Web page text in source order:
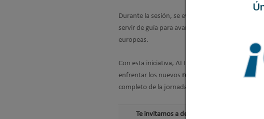
Durante la sesión, se evaluaron los
servir de guía para avanzar en el cumplimiento
europeas.
Con esta iniciativa, AFEC sigue promoviendo
enfrentar los nuevos retos regulatorios y
completo de la jornada está disponible
Te invitamos a descargar el informe